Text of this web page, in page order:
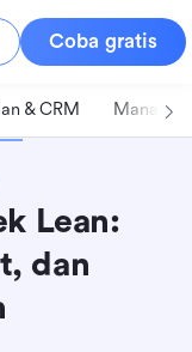
Coba gratis
& CRM
Lean:
dan